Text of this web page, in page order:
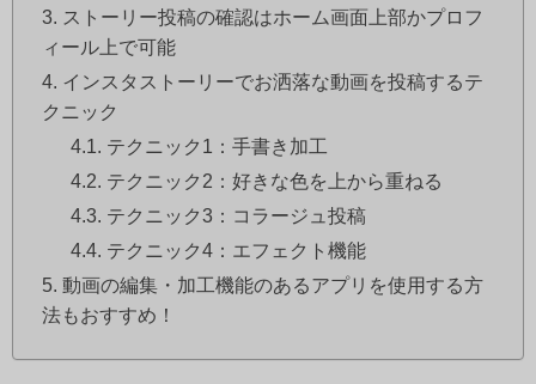
ストーリー投稿の確認はホーム画面上部かプロフ
ィール上で可能
インスタストーリーでお洒落な動画を投稿するテ
クニック
テクニック1：手書き加工
テクニック2：好きな色を上から重ねる
テクニック3：コラージュ投稿
テクニック4：エフェクト機能
動画の編集・加工機能のあるアプリを使用する方
法もおすすめ！